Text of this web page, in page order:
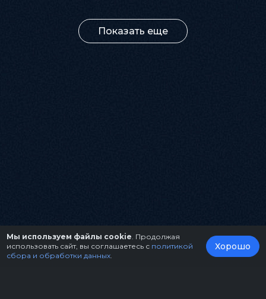
Показать еще
Мы используем файлы cookie . Продолжая
использовать сайт, вы соглашаетесь с политикой
сбора и обработки данных
Хорошо